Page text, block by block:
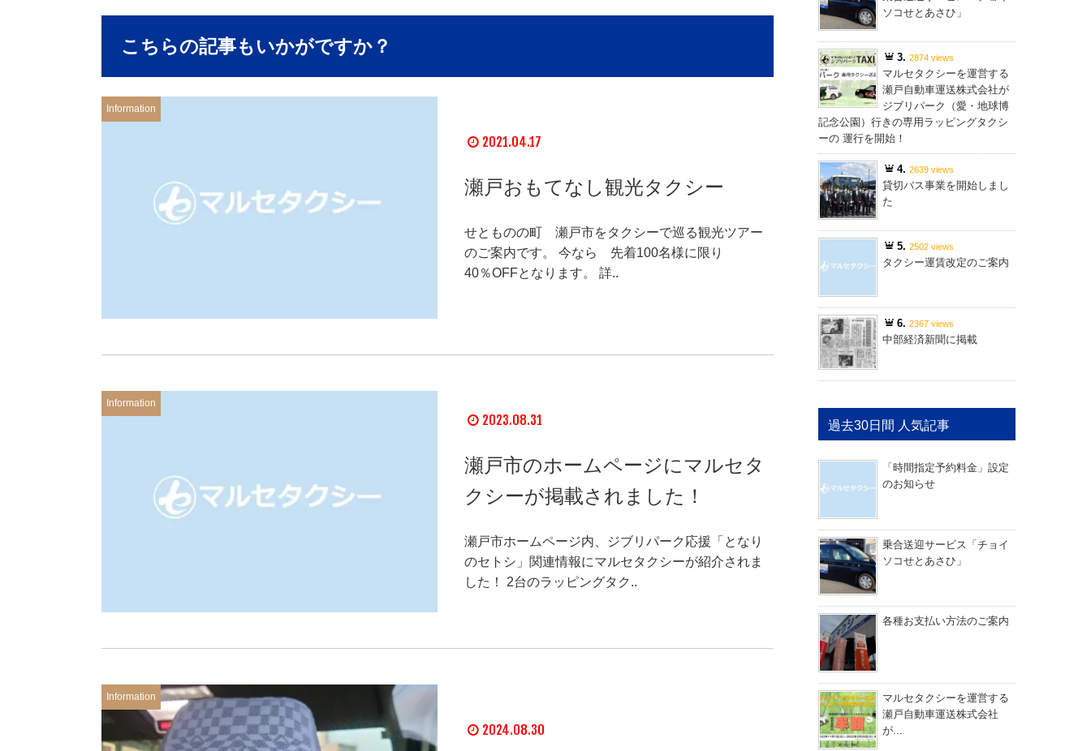
こちらの記事もいかがですか？
Information
2021.04.17
瀬戸おもてなし観光タクシー
せとものの町 瀬戸市をタクシーで巡る観光ツアー
のご案内です。 今なら 先着100名様に限り
40％OFFとなります。 詳..
Information
2023.08.31
瀬戸市のホームページにマルセタ
クシーが掲載されました！
瀬戸市ホームページ内、ジブリパーク応援「となり
のセトシ」関連情報にマルセタクシーが紹介されま
した！ 2台のラッピングタク..
Information
2024.08.30
ソコせとあさひ」
3.2874 views
マルセタクシーを運営する
瀬戸自動車運送株式会社が
ジブリパーク（愛・地球博
記念公園）行きの専用ラッピングタクシ
ーの 運行を開始！
4.2639 views
貸切バス事業を開始しまし
た
5.2502 views
タクシー運賃改定のご案内
6.2367 views
中部経済新聞に掲載
過去30日間 人気記事
「時間指定予約料金」設定
のお知らせ
乗合送迎サービス「チョイ
ソコせとあさひ」
各種お支払い方法のご案内
マルセタクシーを運営する
瀬戸自動車運送株式会社
が...